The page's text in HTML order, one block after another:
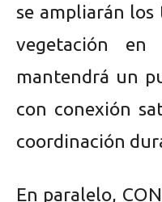
se ampliarán los
vegetación
mantendrá un
con conexión
coordinación
En paralelo,